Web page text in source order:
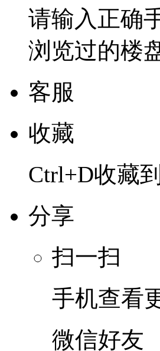
请输入正确
浏览过的楼
客服
收藏
Ctrl+D收藏
分享
扫一扫
手机查看
微信好友